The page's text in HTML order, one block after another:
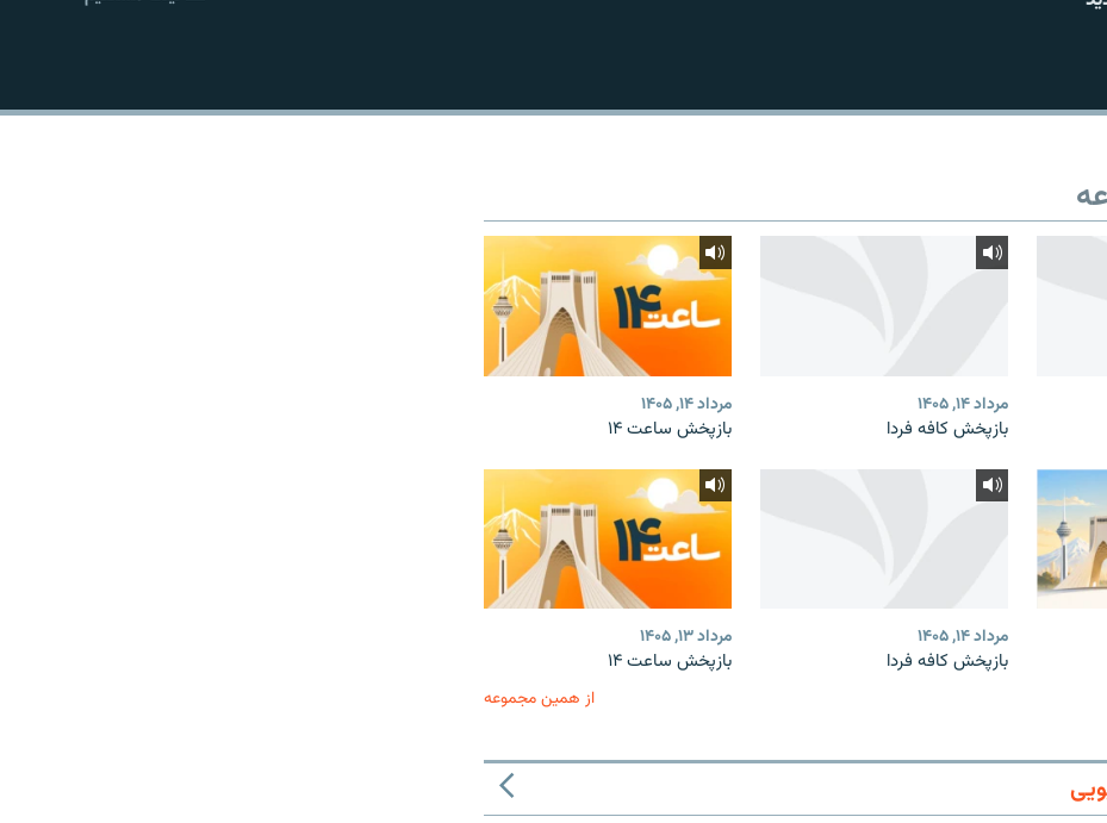
EMBED
مرداد ۱۴, ۱۴۰۵
بازپخش کافه فردا
مرداد ۱۴, ۱۴۰۵
بازپخش ساعت ۱۴
مرداد ۱۴, ۱۴۰۵
بازپخش کافه فردا
مرداد ۱۳, ۱۴۰۵
بازپخش ساعت ۱۴
از همین مجموعه